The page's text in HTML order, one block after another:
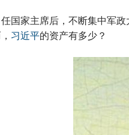
任国家主席后，不断集中军
习近平的资产有多少？